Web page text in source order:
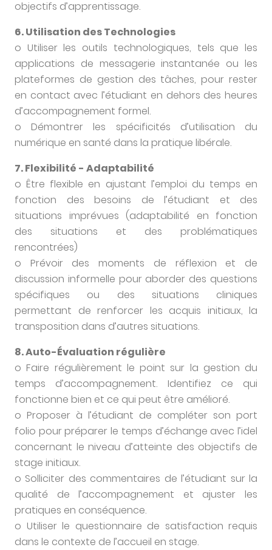
objectifs d’apprentissage.
6. Utilisation des Technologies
o Utiliser les outils technologiques, tels que les
applications de messagerie instantanée ou les
plateformes de gestion des tâches, pour rester
en contact avec l’étudiant en dehors des heures
d’accompagnement formel.
o Démontrer les spécificités d’utilisation du
numérique en santé dans la pratique libérale.
7. Flexibilité - Adaptabilité
o Être flexible en ajustant l’emploi du temps en
fonction des besoins de l’étudiant et des
situations imprévues (adaptabilité en fonction
des situations et des problématiques
rencontrées)
o Prévoir des moments de réflexion et de
discussion informelle pour aborder des questions
spécifiques ou des situations cliniques
permettant de renforcer les acquis initiaux, la
transposition dans d’autres situations.
8. Auto-Évaluation régulière
o Faire régulièrement le point sur la gestion du
temps d’accompagnement. Identifiez ce qui
fonctionne bien et ce qui peut être amélioré.
o Proposer à l’étudiant de compléter son port
folio pour préparer le temps d’échange avec l’idel
concernant le niveau d’atteinte des objectifs de
stage initiaux.
o Solliciter des commentaires de l’étudiant sur la
qualité de l’accompagnement et ajuster les
pratiques en conséquence.
o Utiliser le questionnaire de satisfaction requis
dans le contexte de l’accueil en stage.